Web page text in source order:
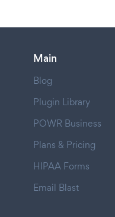
Main
Blog
Plugin Library
POWR Business
Plans & Pricing
HIPAA Forms
Email Blast